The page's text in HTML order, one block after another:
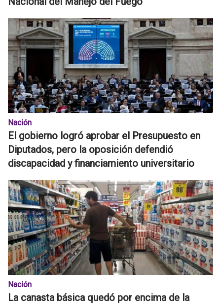
Nación
El gobierno logró aprobar el Presupuesto en
Diputados, pero la oposición defendió
discapacidad y financiamiento universitario
Nación
La canasta básica quedó por encima de la